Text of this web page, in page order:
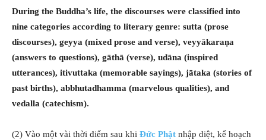
During the Buddha’s life, the discourses were classified into
nine categories according to literary genre: sutta (prose
discourses), geyya (mixed prose and verse), veyyākaraṇa
(answers to questions), gāthā (verse), udāna (inspired
utterances), itivuttaka (memorable sayings), jātaka (stories of
past births), abbhutadhamma (marvelous qualities), and
vedalla (catechism).
(2) Vào một vài thời điểm sau khi Đức Phật nhập diệt, kế hoạch